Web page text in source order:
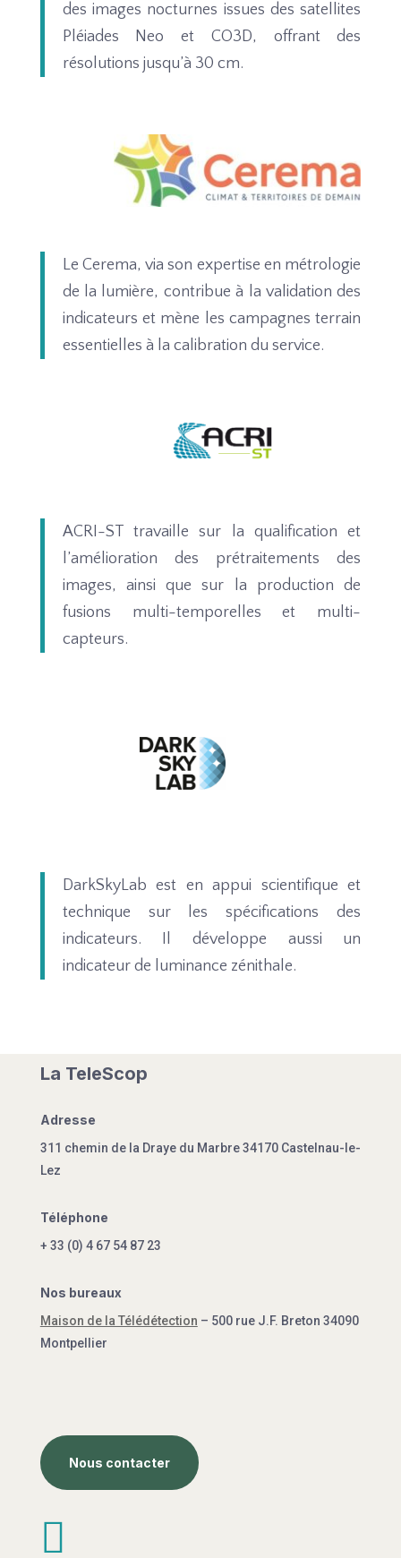
des images nocturnes issues des satellites
Pléiades Neo et CO3D, offrant des
résolutions jusqu’à 30 cm.
Le Cerema, via son expertise en métrologie
de la lumière, contribue à la validation des
indicateurs et mène les campagnes terrain
essentielles à la calibration du service.
ACRI-ST travaille sur la qualification et
l’amélioration des prétraitements des
images, ainsi que sur la production de
fusions multi-temporelles et multi-
capteurs.
DarkSkyLab est en appui scientifique et
technique sur les spécifications des
indicateurs. Il développe aussi un
indicateur de luminance zénithale.
La TeleScop
Adresse
311 chemin de la Draye du Marbre34170 Castelnau-le-
Lez
Téléphone
+ 33 (0) 4 67 54 87 23
Nos bureaux
Maison de la Télédétection – 500 rue J.F. Breton 34090
Montpellier
Nous contacter
